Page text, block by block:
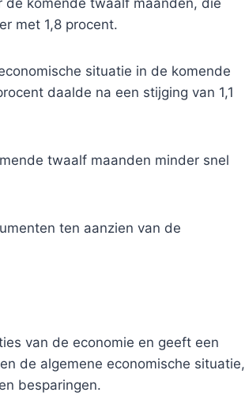
met 1,8 procent.
situatie in de komende
daalde na een stijging van 1,1
twaalf maanden minder snel
ten aanzien van de
van de economie en geeft een
de algemene economische situatie,
besparingen.